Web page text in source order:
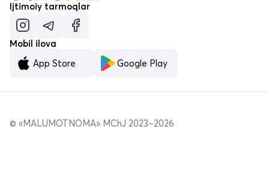
Ijtimoiy tarmoqlar
Mobil ilova
App Store
Google Play
© «MALUMOTNOMA» MChJ 2023–2026